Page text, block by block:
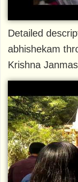
Detailed
abhishekam
Krishna